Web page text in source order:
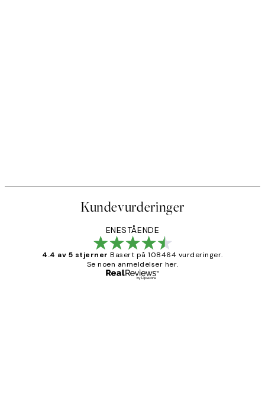
Kundevurderinger
ENESTÅENDE
4.4 av 5 stjerner Basert på 108464 vurderinger.
Se noen anmeldelser her.